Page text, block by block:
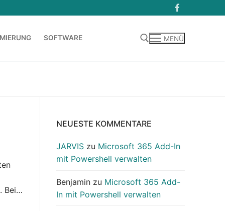
SOFTWARE MENÜ
Bei…
NEUESTE KOMMENTARE
JARVIS zu Microsoft 365 Add-In
mit Powershell verwalten
Benjamin zu Microsoft 365 Add-
In mit Powershell verwalten